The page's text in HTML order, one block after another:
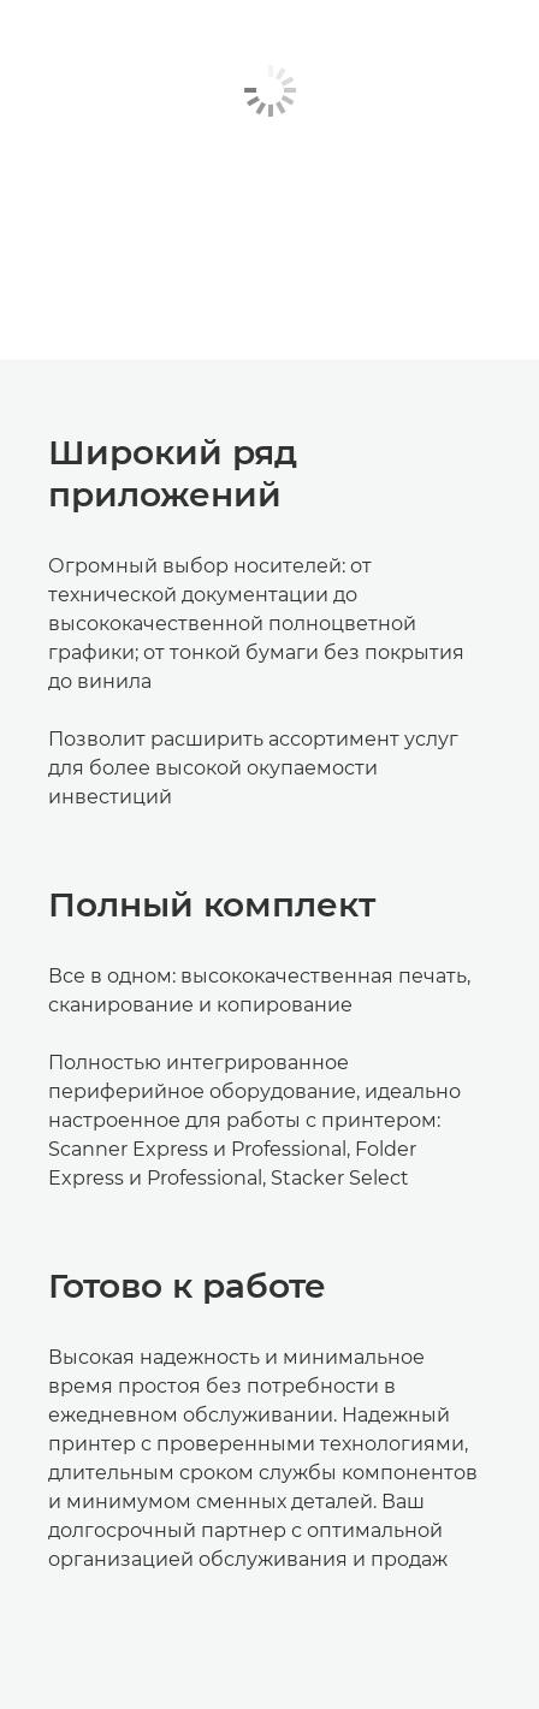
Широкий ряд
приложений
Огромный выбор носителей: от
технической документации до
высококачественной полноцветной
графики; от тонкой бумаги без покрытия
до винила
Позволит расширить ассортимент услуг
для более высокой окупаемости
инвестиций
Полный комплект
Все в одном: высококачественная печать,
сканирование и копирование
Полностью интегрированное
периферийное оборудование, идеально
настроенное для работы с принтером:
Scanner Express и Professional, Folder
Express и Professional, Stacker Select
Готово к работе
Высокая надежность и минимальное
время простоя без потребности в
ежедневном обслуживании. Надежный
принтер с проверенными технологиями,
длительным сроком службы компонентов
и минимумом сменных деталей. Ваш
долгосрочный партнер с оптимальной
организацией обслуживания и продаж